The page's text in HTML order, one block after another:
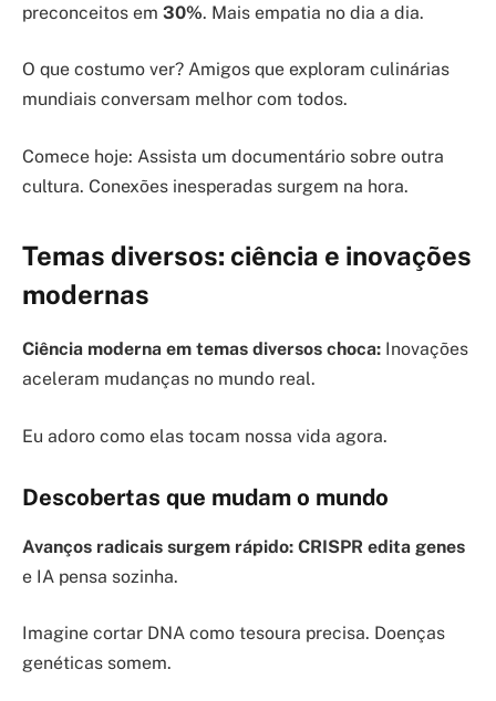
preconceitos em 30%. Mais empatia no dia a dia.
O que costumo ver? Amigos que exploram culinárias
mundiais conversam melhor com todos.
Comece hoje: Assista um documentário sobre outra
cultura. Conexões inesperadas surgem na hora.
Temas diversos: ciência e inovações
modernas
Ciência moderna em temas diversos choca: Inovações
aceleram mudanças no mundo real.
Eu adoro como elas tocam nossa vida agora.
Descobertas que mudam o mundo
Avanços radicais surgem rápido: CRISPR edita genes
e IA pensa sozinha.
Imagine cortar DNA como tesoura precisa. Doenças
genéticas somem.